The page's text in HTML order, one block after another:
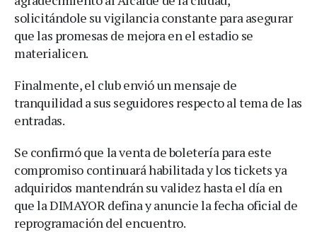
solicitándole su vigilancia constante para asegurar
que las promesas de mejora en el estadio se
materialicen.
Finalmente, el club envió un mensaje de
tranquilidad a sus seguidores respecto al tema de las
entradas.
Se confirmó que la venta de boletería para este
compromiso continuará habilitada y los tickets ya
adquiridos mantendrán su validez hasta el día en
que la DIMAYOR defina y anuncie la fecha oficial de
reprogramación del encuentro.